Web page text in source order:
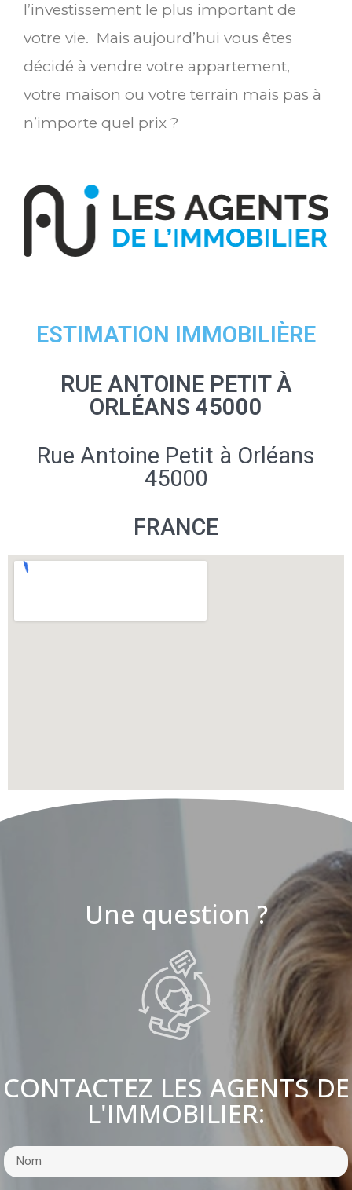
l’investissement le plus important de
votre vie. Mais aujourd’hui vous êtes
décidé à vendre votre appartement,
votre maison ou votre terrain mais pas à
n’importe quel prix ?
ESTIMATION IMMOBILIÈRE
RUE ANTOINE PETIT À
ORLÉANS 45000
Rue Antoine Petit à Orléans
45000
FRANCE
Une question ?
CONTACTEZ LES AGENTS DE
L'IMMOBILIER: